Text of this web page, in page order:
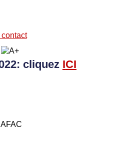
cliquez ICI
AFAC